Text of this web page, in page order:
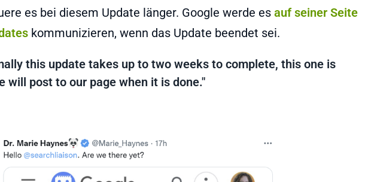
es bei diesem Update länger. Google werde es auf seiner Seite
kommunizieren, wenn das Update beendet sei.
this update takes up to two weeks to complete, this one is
will post to our page when it is done."